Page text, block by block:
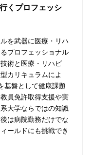
くプロフェッシ
を武器に医療・リハ
プロフェッショナル
術と医療・リハビ
カリキュラムによ
基盤として健康課題
員免許取得支援や実
大学ならではの知識
は病院勤務だけでな
ールドにも挑戦でき